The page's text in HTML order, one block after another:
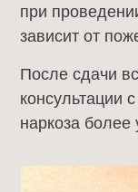
при
зависит от
После сдачи
консультации
наркоза более